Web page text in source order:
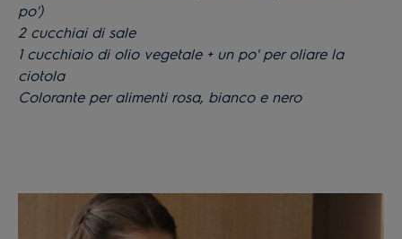
po')
2 cucchiai di sale
1 cucchiaio di olio vegetale + un po' per oliare la
ciotola
Colorante per alimenti rosa, bianco e nero